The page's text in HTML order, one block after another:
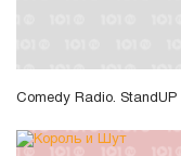
Comedy Radio. StandUP